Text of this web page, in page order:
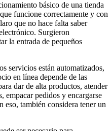
básico de una tienda
funcione correctamente y con
que no hace falta saber
Surgieron
la entrada de pequeños
servicios están automatizados,
en línea depende de las
dar de alta productos, atender
empacar pedidos y encargarse
eso, también considera tener un